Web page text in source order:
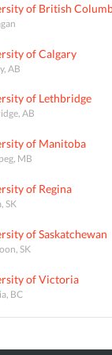
of British
of Calgary
AB
of Lethbridge
AB
of Manitoba
MB
of Regina
SK
of Saskatchewan
SK
of Victoria
BC